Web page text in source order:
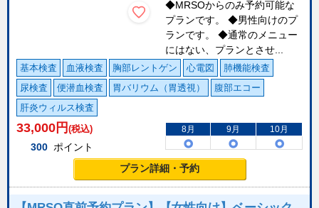
◆MRSOからのみ予約可能な
プランです。 ◆男性向けのプ
ランです。 ◆通常のメニュー
にはない、プランとさせ...
基本検査 血液検査 胸部レントゲン 心電図
肺機能検査
尿検査
便潜血検査 胃バリウム（胃透視）
腹部エコー
肝炎ウィルス検査
33,000 円 (税込)
300 ポイント
8月 9月 10月
プラン詳細・予約